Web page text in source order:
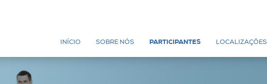
INÍCIO SOBRE NÓS PARTICIPANTES LOCALIZAÇÕES